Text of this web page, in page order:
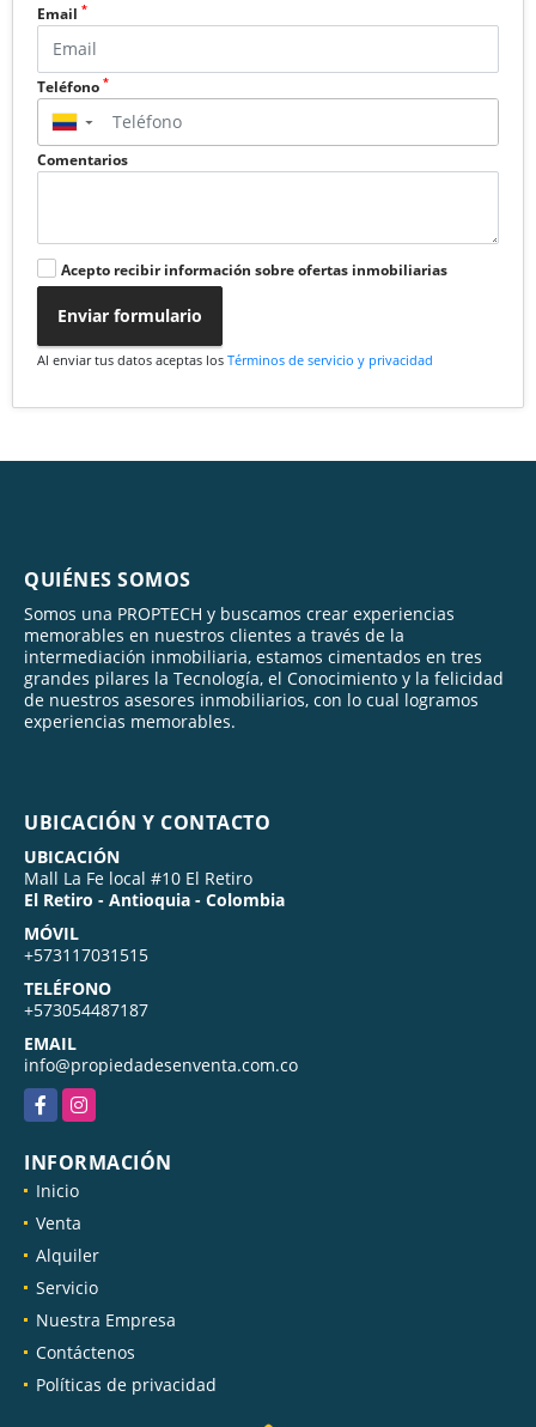
Email *
Teléfono *
▼
Comentarios
Acepto recibir información sobre ofertas inmobiliarias
Enviar formulario
Al enviar tus datos aceptas los Términos de servicio y privacidad
QUIÉNES SOMOS
Somos una PROPTECH y buscamos crear experiencias
memorables en nuestros clientes a través de la
intermediación inmobiliaria, estamos cimentados en tres
grandes pilares la Tecnología, el Conocimiento y la felicidad
de nuestros asesores inmobiliarios, con lo cual logramos
experiencias memorables.
UBICACIÓN Y CONTACTO
UBICACIÓN
Mall La Fe local #10 El Retiro
El Retiro - Antioquia - Colombia
MÓVIL
+573117031515
TELÉFONO
+573054487187
EMAIL
info@propiedadesenventa.com.co
FacebookInstagram
INFORMACIÓN
Inicio
Venta
Alquiler
Servicio
Nuestra Empresa
Contáctenos
Políticas de privacidad